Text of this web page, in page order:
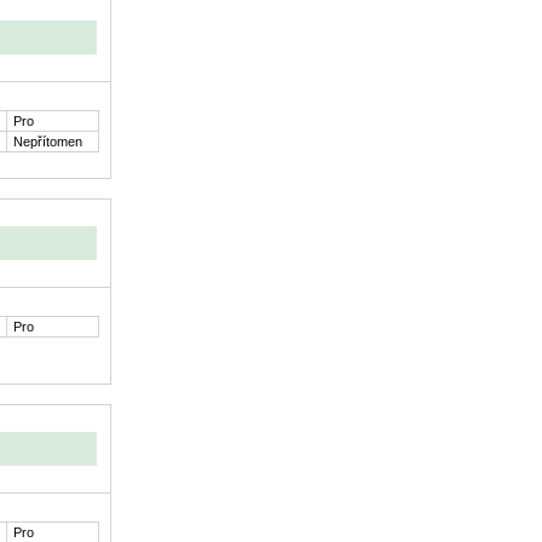
Pro
Nepřítomen
Pro
Pro